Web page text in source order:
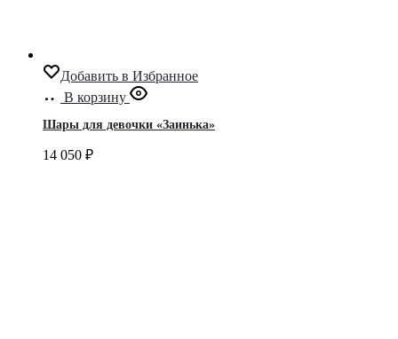
Добавить в Избранное
В корзину
Шары для девочки «Заинька»
14 050 ₽